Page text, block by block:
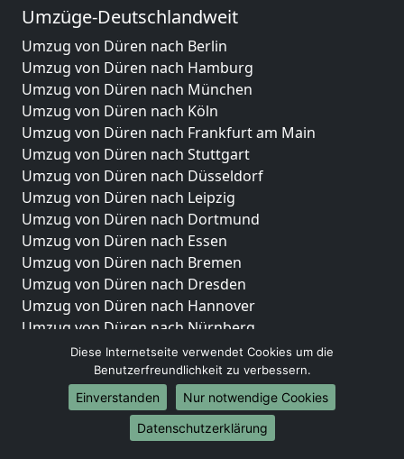
Umzüge-Deutschlandweit
Umzug von Düren nach Berlin
Umzug von Düren nach Hamburg
Umzug von Düren nach München
Umzug von Düren nach Köln
Umzug von Düren nach Frankfurt am Main
Umzug von Düren nach Stuttgart
Umzug von Düren nach Düsseldorf
Umzug von Düren nach Leipzig
Umzug von Düren nach Dortmund
Umzug von Düren nach Essen
Umzug von Düren nach Bremen
Umzug von Düren nach Dresden
Umzug von Düren nach Hannover
Umzug von Düren nach Nürnberg
Umzug von Düren nach Duisburg
Umzug von Düren nach Bochum
Umzug von Düren nach Wuppertal
Umzug von Düren nach Bielefeld
Umzug von Düren nach Bonn
Diese Internetseite verwendet Cookies um die
Benutzerfreundlichkeit zu verbessern.
Einverstanden
Nur notwendige Cookies
Datenschutzerklärung